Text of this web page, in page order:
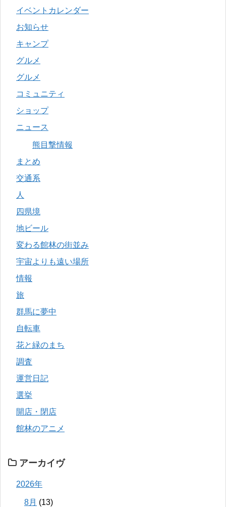
イベントカレンダー
お知らせ
キャンプ
グルメ
グルメ
コミュニティ
ショップ
ニュース
熊目撃情報
まとめ
交通系
人
四県境
地ビール
変わる館林の街並み
宇宙よりも遠い場所
情報
旅
群馬に夢中
自転車
花と緑のまち
調査
運営日記
選挙
開店・閉店
館林のアニメ
アーカイヴ
2026年
8月 (13)